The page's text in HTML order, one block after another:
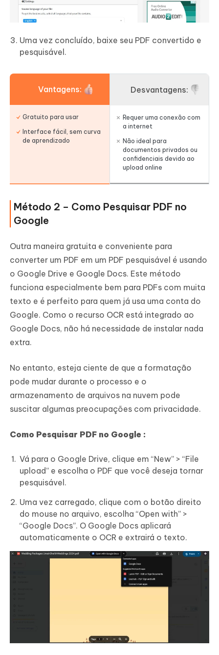
Uma vez concluído, baixe seu PDF convertido e
pesquisável.
Vantagens:
Gratuito para usar
Interface fácil, sem curva
de aprendizado
Desvantagens:
Requer uma conexão com
a internet
Não ideal para
documentos privados ou
confidenciais devido ao
upload online
Método 2 – Como Pesquisar PDF no
Google
Outra maneira gratuita e conveniente para
converter um PDF em um PDF pesquisável é usando
o Google Drive e Google Docs. Este método
funciona especialmente bem para PDFs com muita
texto e é perfeito para quem já usa uma conta do
Google. Como o recurso OCR está integrado ao
Google Docs, não há necessidade de instalar nada
extra.
No entanto, esteja ciente de que a formatação
pode mudar durante o processo e o
armazenamento de arquivos na nuvem pode
suscitar algumas preocupações com privacidade.
Como Pesquisar PDF no Google :
Vá para o Google Drive, clique em “New” > “File
upload” e escolha o PDF que você deseja tornar
pesquisável.
Uma vez carregado, clique com o botão direito
do mouse no arquivo, escolha “Open with” >
“Google Docs”. O Google Docs aplicará
automaticamente o OCR e extrairá o texto.